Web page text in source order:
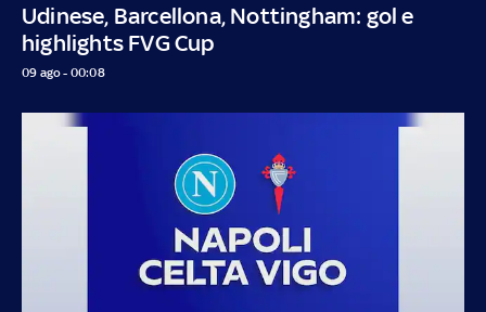
Udinese, Barcellona, Nottingham: gol e
highlights FVG Cup
09 ago - 00:08